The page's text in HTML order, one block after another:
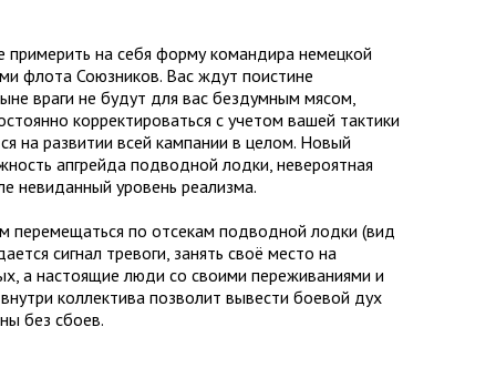
на себя форму командира немецкой
флота Союзников. Вас ждут поистине
враги не будут для вас бездумным мясом,
корректироваться с учетом вашей тактики
на развитии всей кампании в целом. Новый
апгрейда подводной лодки, невероятная
невиданный уровень реализма.
перемещаться по отсекам подводной лодки (вид
сигнал тревоги, занять своё место на
а настоящие люди со своими переживаниями и
коллектива позволит вывести боевой дух
без сбоев.